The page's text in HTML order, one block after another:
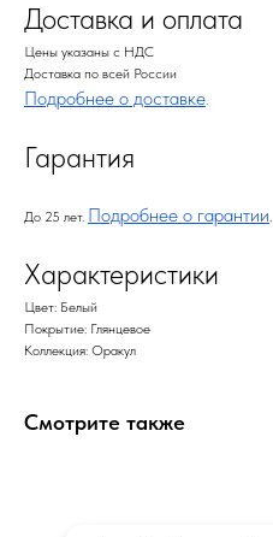
Доставка и оплата
Цены указаны с НДС
Доставка по всей России
Подробнее о доставке.
Гарантия
До 25 лет. Подробнее о гарантии.
Характеристики
Цвет: Белый
Покрытие: Глянцевое
Коллекция: Оракул
Смотрите также